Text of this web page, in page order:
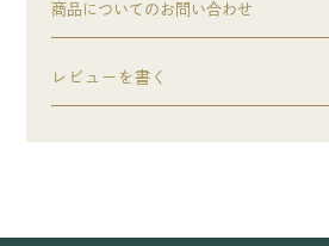
商品についてのお問い合わせ
レビューを書く